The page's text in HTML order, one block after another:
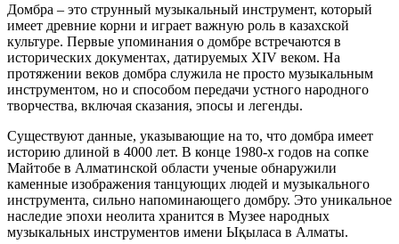
Домбра – это струнный музыкальный инструмент, который
имеет древние корни и играет важную роль в казахской
культуре. Первые упоминания о домбре встречаются в
исторических документах, датируемых XIV веком. На
протяжении веков домбра служила не просто музыкальным
инструментом, но и способом передачи устного народного
творчества, включая сказания, эпосы и легенды.
Существуют данные, указывающие на то, что домбра имеет
историю длиной в 4000 лет. В конце 1980-х годов на сопке
Майтобе в Алматинской области ученые обнаружили
каменные изображения танцующих людей и музыкального
инструмента, сильно напоминающего домбру. Это уникальное
наследие эпохи неолита хранится в Музее народных
музыкальных инструментов имени Ықыласа в Алматы.